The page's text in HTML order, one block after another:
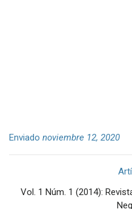
Enviado noviembre 12, 2020
Vol. 1 Núm. 1 (2014):